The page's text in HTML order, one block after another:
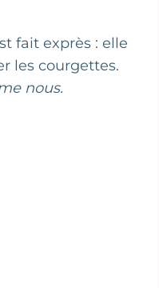
fait exprès : elle
les courgettes.
nous.